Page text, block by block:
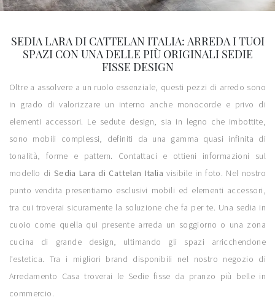
SEDIA LARA DI CATTELAN ITALIA: ARREDA I TUOI
SPAZI CON UNA DELLE PIÙ ORIGINALI SEDIE
FISSE DESIGN
Oltre a assolvere a un ruolo essenziale, questi pezzi di arredo sono
in grado di valorizzare un interno anche monocorde e privo di
elementi accessori. Le sedute design, sia in legno che imbottite,
sono mobili complessi, definiti da una gamma quasi infinita di
tonalità, forme e pattern. Contattaci e ottieni informazioni sul
modello di Sedia Lara di Cattelan Italia visibile in foto. Nel nostro
punto vendita presentiamo esclusivi mobili ed elementi accessori,
tra cui troverai sicuramente la soluzione che fa per te. Una sedia in
cuoio come quella qui presente arreda un soggiorno o una zona
cucina di grande design, ultimando gli spazi arricchendone
l'estetica. Tra i migliori brand disponibili nel nostro negozio di
Arredamento Casa troverai le Sedie fisse da pranzo più belle in
commercio.